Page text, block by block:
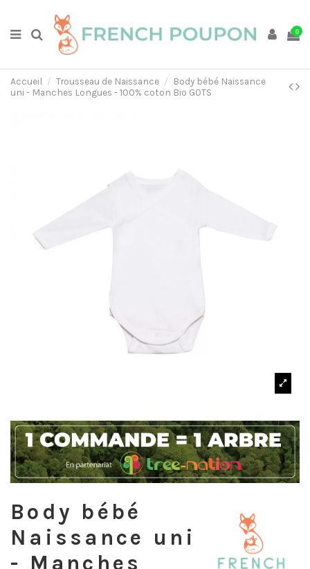
0
Accueil Trousseau de Naissance
Body bébé Naissance
uni - Manches Longues - 100% coton Bio GOTS
Body bébé
Naissance uni
- Manches